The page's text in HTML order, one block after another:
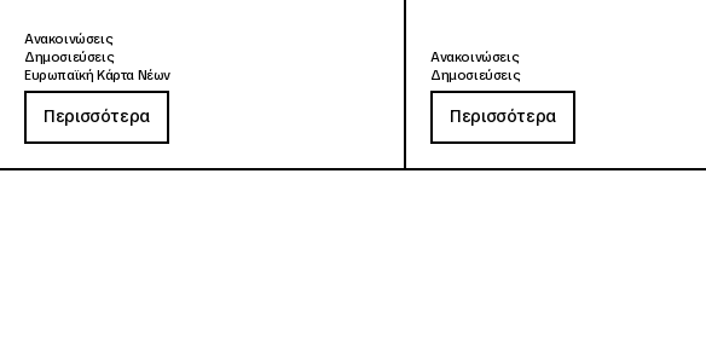
Ανακοινώσεις
Δημοσιεύσεις
Ευρωπαϊκή Κάρτα Νέων
Περισσότερα
Ανακοινώσεις
Δημοσιεύσεις
Περισσότερα